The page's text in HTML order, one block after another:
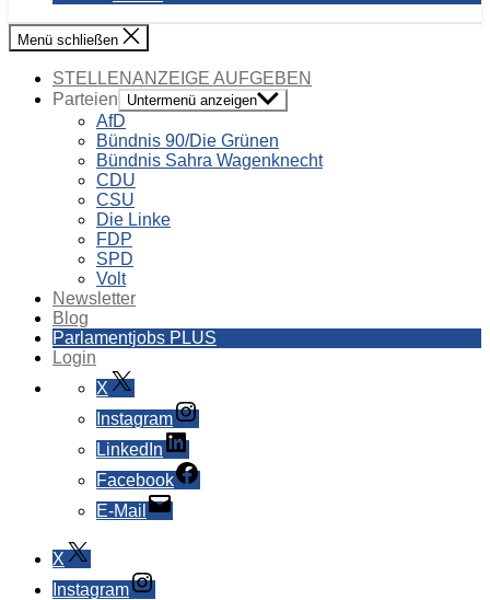
Menü schließen
STELLENANZEIGE AUFGEBEN
Parteien
Untermenü anzeigen
AfD
Bündnis 90/Die Grünen
Bündnis Sahra Wagenknecht
CDU
CSU
Die Linke
FDP
SPD
Volt
Newsletter
Blog
Parlamentjobs PLUS
Login
X
Instagram
LinkedIn
Facebook
E-Mail
X
Instagram